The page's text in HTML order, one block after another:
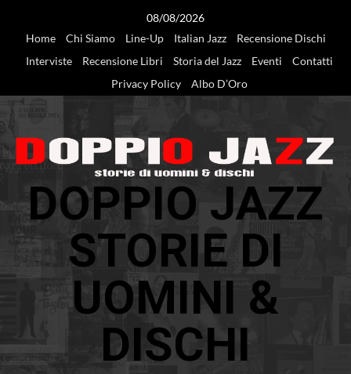
08/08/2026
Home
Chi Siamo Line-Up Italian Jazz
Recensione Dischi
Interviste
Recensione Libri Storia del Jazz Eventi
Contatti
Privacy Policy
Albo D’Oro
DOPPIO JAZZ
STORIE DI
UOMINI &
DISCHI